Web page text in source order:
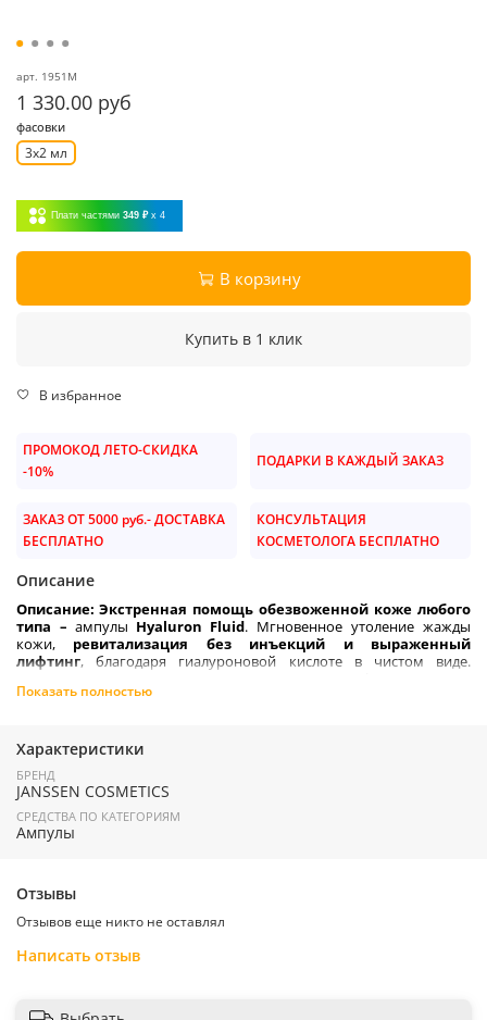
арт. 1951M
1 330.00 руб
фасовки
3x2 мл
Плати частями 349 ₽ x 4
В корзину
Купить в 1 клик
В избранное
ПРОМОКОД ЛЕТО-СКИДКА
-10%
ПОДАРКИ В КАЖДЫЙ ЗАКАЗ
ЗАКАЗ ОТ 5000 руб.- ДОСТАВКА
БЕСПЛАТНО
КОНСУЛЬТАЦИЯ
КОСМЕТОЛОГА БЕСПЛАТНО
Описание
Описание: Экстренная помощь обезвоженной коже любого
типа – ампулы Hyaluron Fluid. Мгновенное утоление жажды
кожи, ревитализация без инъекций и выраженный
лифтинг, благодаря гиалуроновой кислоте в чистом виде.
поверхности кожи невесомую защитную пленку,
эластичной, здоровой и ухоженной. Текстура на водной основе,
Преимущества:
усиливает действие средств основного ухода;
заметный лифтинг и сияние;
накопительный эффект – устранение всех признаков
обезвоженности, меньше морщин, ухоженная молодая
Показать полностью
Характеристики
БРЕНД
JANSSEN COSMETICS
СРЕДСТВА ПО КАТЕГОРИЯМ
Ампулы
Отзывы
Отзывов еще никто не оставлял
Написать отзыв